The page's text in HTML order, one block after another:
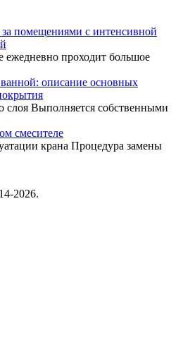
помещениями с интенсивной
ежедневно проходит большое
описание основных
слоя Выполняется собственными
смесителе
крана Процедура замены
2026.